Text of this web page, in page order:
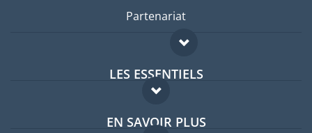
Partenariat
LES ESSENTIELS
Forum expatriés
Guides pays
EN SAVOIR PLUS